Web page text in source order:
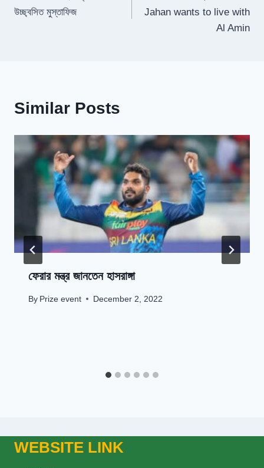
navigation
উচ্ছ্বসিত মুস্তাফিজ
Jahan wants to live with
Al Amin
Similar Posts
ফেরার মন্ত্র জানতেন হাসরাঙ্গা
By Prize event December 2, 2022
WEBSITE LINK